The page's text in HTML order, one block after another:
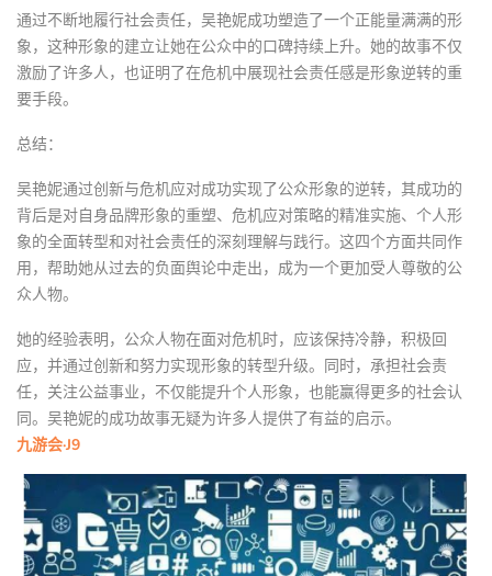
通过不断地履行社会责任，吴艳妮成功塑造了一个正能量满满的形
象，这种形象的建立让她在公众中的口碑持续上升。她的故事不仅
激励了许多人，也证明了在危机中展现社会责任感是形象逆转的重
要手段。
总结：
吴艳妮通过创新与危机应对成功实现了公众形象的逆转，其成功的
背后是对自身品牌形象的重塑、危机应对策略的精准实施、个人形
象的全面转型和对社会责任的深刻理解与践行。这四个方面共同作
用，帮助她从过去的负面舆论中走出，成为一个更加受人尊敬的公
众人物。
她的经验表明，公众人物在面对危机时，应该保持冷静，积极回
应，并通过创新和努力实现形象的转型升级。同时，承担社会责
任，关注公益事业，不仅能提升个人形象，也能赢得更多的社会认
同。吴艳妮的成功故事无疑为许多人提供了有益的启示。
九游会·J9